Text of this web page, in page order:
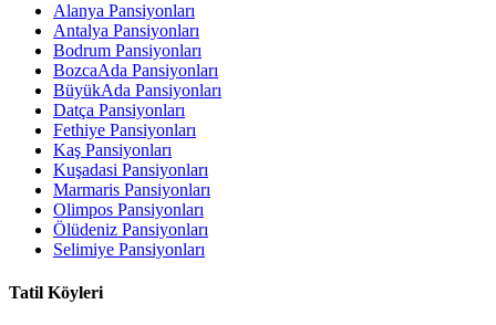
Alanya Pansiyonları
Antalya Pansiyonları
Bodrum Pansiyonları
BozcaAda Pansiyonları
BüyükAda Pansiyonları
Datça Pansiyonları
Fethiye Pansiyonları
Kaş Pansiyonları
Kuşadasi Pansiyonları
Marmaris Pansiyonları
Olimpos Pansiyonları
Ölüdeniz Pansiyonları
Selimiye Pansiyonları
Tatil Köyleri